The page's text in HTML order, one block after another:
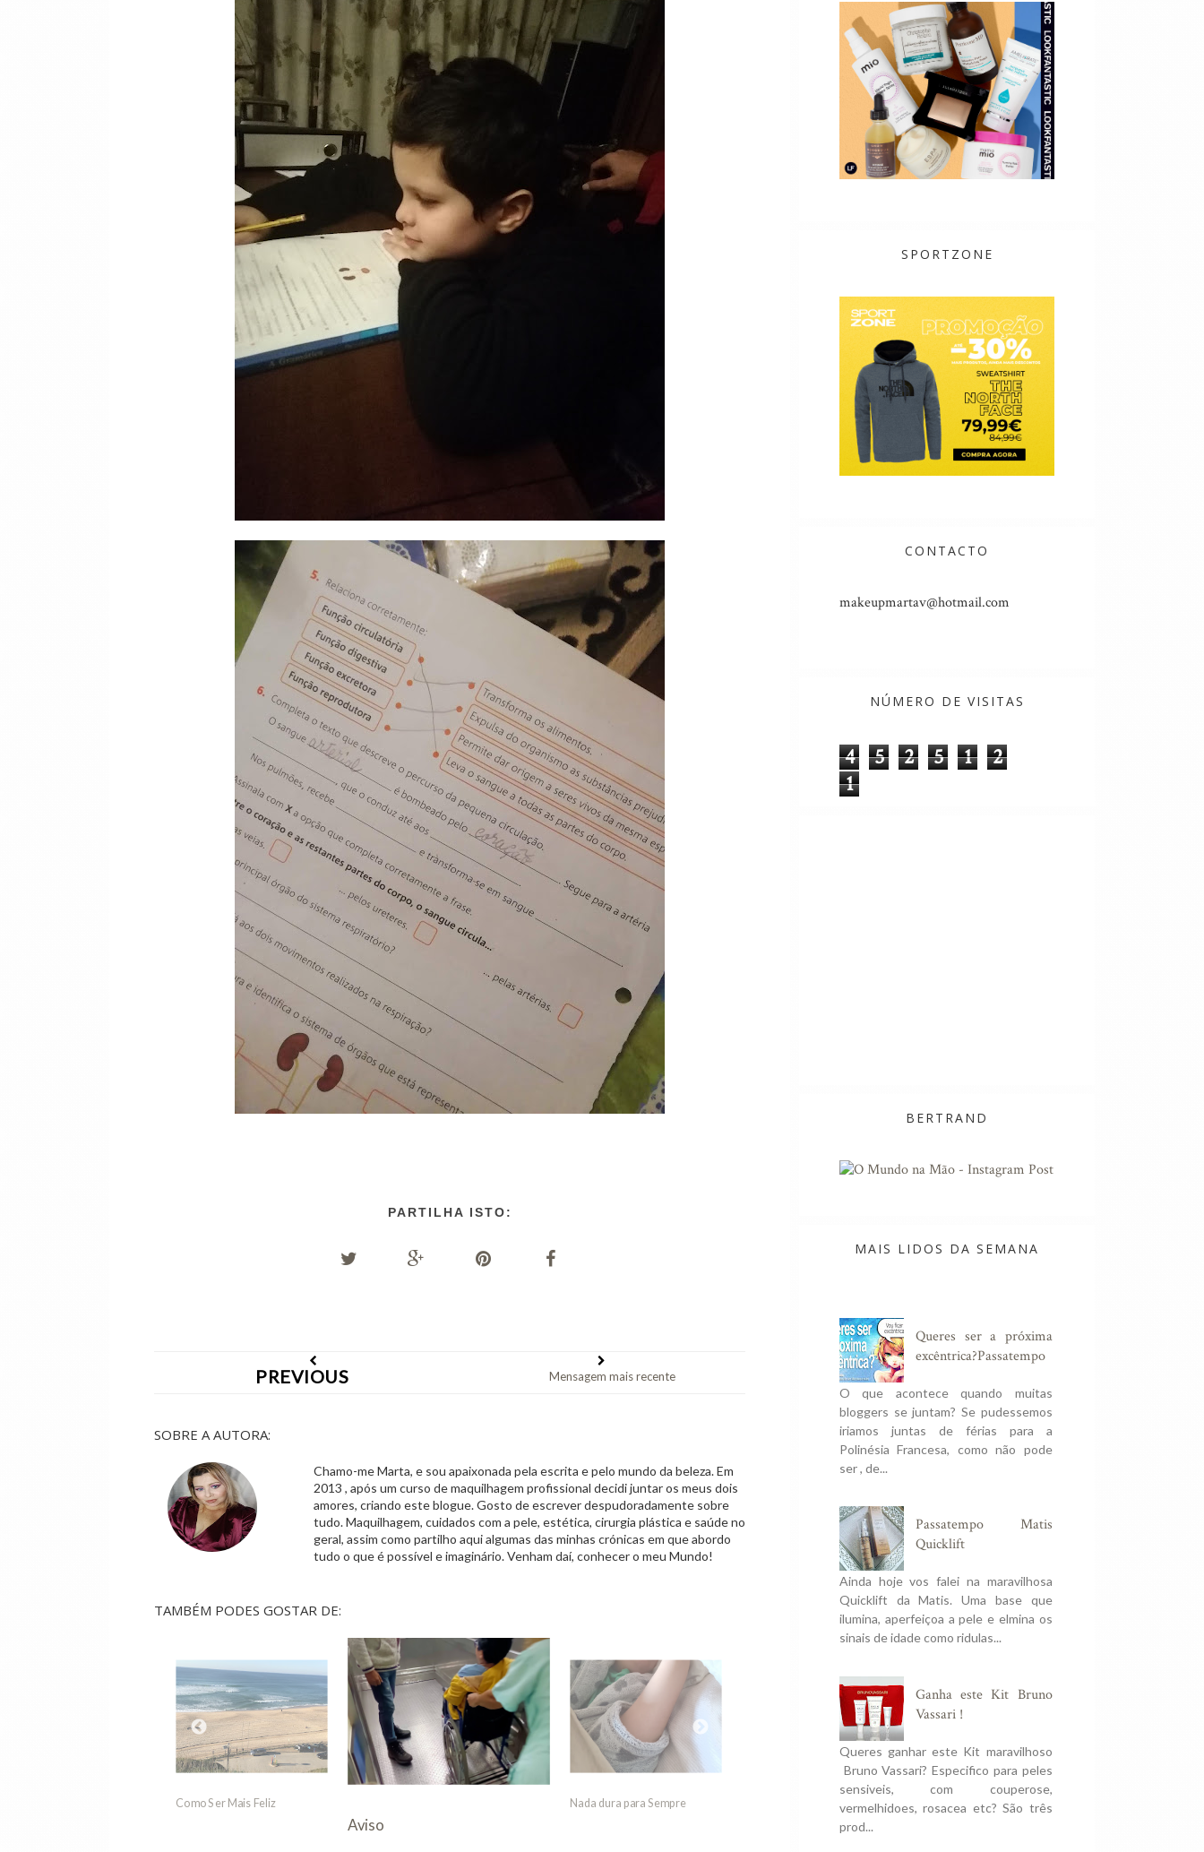
PARTILHA ISTO:
Mensagem mais recente
PREVIOUS
SOBRE A AUTORA:
Chamo-me Marta, e sou apaixonada pela escrita e pelo mundo da beleza. Em
2013 , após um curso de maquilhagem profissional decidi juntar os meus dois
amores, criando este blogue. Gosto de escrever despudoradamente sobre
tudo. Maquilhagem, cuidados com a pele, estética, cirurgia plástica e saúde no
geral, assim como partilho aqui algumas das minhas crónicas em que abordo
tudo o que é possível e imaginário. Venham daí, conhecer o meu Mundo!
TAMBÉM PODES GOSTAR DE:
Aviso
Nada dura para Sempre
18 Anos de Henrique O "Homem" da relação O Amor e a Morte (física)
SPORTZONE
CONTACTO
makeupmartav@hotmail.com
NÚMERO DE VISITAS
4 5 2 5 1
2
1
BERTRAND
MAIS LIDOS DA SEMANA
Queres ser a próxima
excêntrica?Passatempo
O que acontece quando muitas
bloggers se juntam? Se pudessemos
iriamos juntas de férias para a
Polinésia Francesa, como não pode
ser , de...
Passatempo Matis
Quicklift
Ainda hoje vos falei na maravilhosa
Quicklift da Matis. Uma base que
ilumina, aperfeiçoa a pele e elmina os
sinais de idade como ridulas...
Ganha este Kit Bruno
Vassari !
Queres ganhar este Kit maravilhoso
Bruno Vassari? Especifico para peles
sensiveis, com couperose,
vermelhidoes, rosacea etc? São três
prod...